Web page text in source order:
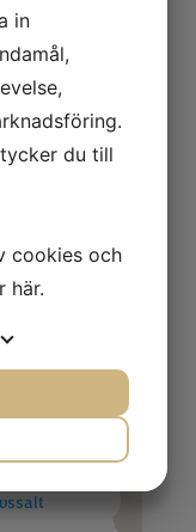
in
du till
cookies och
här.